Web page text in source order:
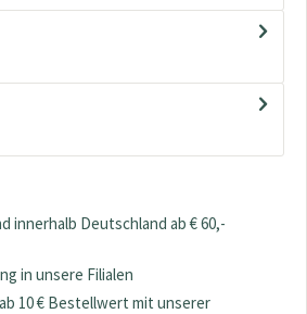
innerhalb Deutschland ab € 60,-
in unsere Filialen
10 € Bestellwert mit unserer